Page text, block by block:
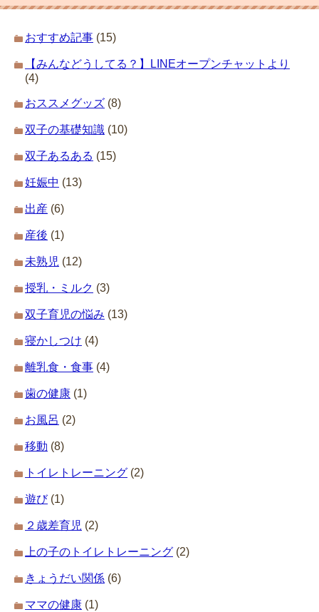
おすすめ記事 (15)
【みんなどうしてる？】LINEオープンチャットより
(4)
おススメグッズ (8)
双子の基礎知識 (10)
双子あるある (15)
妊娠中 (13)
出産 (6)
産後 (1)
未熟児 (12)
授乳・ミルク (3)
双子育児の悩み (13)
寝かしつけ (4)
離乳食・食事 (4)
歯の健康 (1)
お風呂 (2)
移動 (8)
トイレトレーニング (2)
遊び(1)
２歳差育児 (2)
上の子のトイレトレーニング (2)
きょうだい関係 (6)
ママの健康 (1)